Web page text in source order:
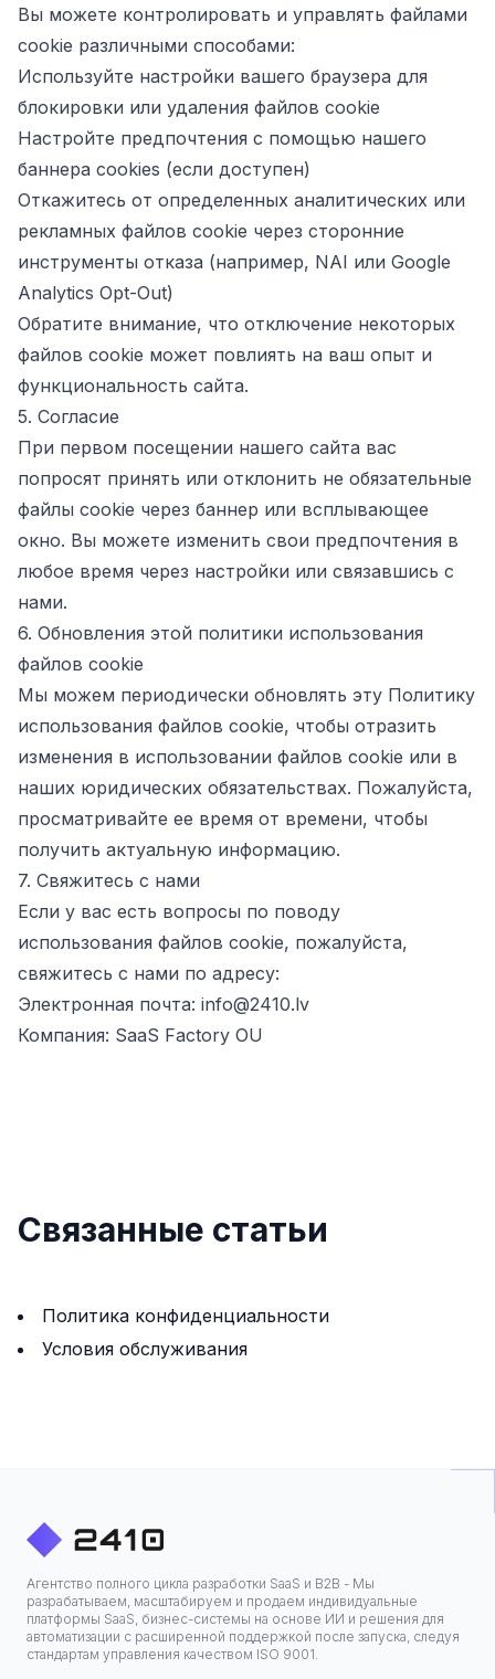
Вы можете контролировать и управлять файлами
cookie различными способами:
Используйте настройки вашего браузера для
блокировки или удаления файлов cookie
Настройте предпочтения с помощью нашего
баннера cookies (если доступен)
Откажитесь от определенных аналитических или
рекламных файлов cookie через сторонние
инструменты отказа (например, NAI или Google
Analytics Opt-Out)
Обратите внимание, что отключение некоторых
файлов cookie может повлиять на ваш опыт и
функциональность сайта.
5. Согласие
При первом посещении нашего сайта вас
попросят принять или отклонить не обязательные
файлы cookie через баннер или всплывающее
окно. Вы можете изменить свои предпочтения в
любое время через настройки или связавшись с
нами.
6. Обновления этой политики использования
файлов cookie
Мы можем периодически обновлять эту Политику
использования файлов cookie, чтобы отразить
изменения в использовании файлов cookie или в
наших юридических обязательствах. Пожалуйста,
просматривайте ее время от времени, чтобы
получить актуальную информацию.
7. Свяжитесь с нами
Если у вас есть вопросы по поводу
использования файлов cookie, пожалуйста,
свяжитесь с нами по адресу:
Электронная почта: info@2410.lv
Компания: SaaS Factory OU
Связанные статьи
Политика конфиденциальности
Услoвия обслуживания
Агентство полного цикла разработки SaaS и B2B - Мы
разрабатываем, масштабируем и продаем индивидуальные
платформы SaaS, бизнес-системы на основе ИИ и решения для
автоматизации с расширенной поддержкой после запуска, следуя
стандартам управления качеством ISO 9001.